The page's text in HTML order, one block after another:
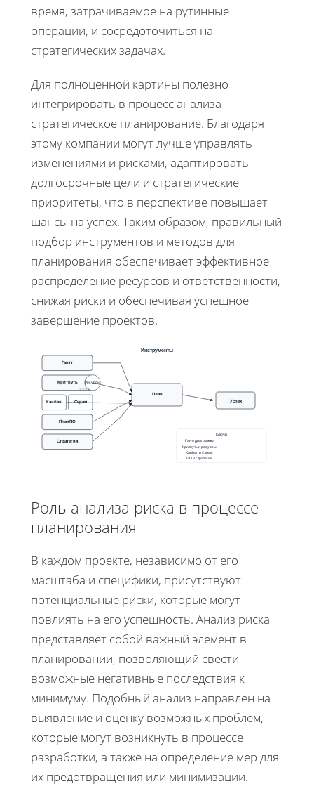
время, затрачиваемое на рутинные
операции, и сосредоточиться на
стратегических задачах.
Для полноценной картины полезно
интегрировать в процесс анализа
стратегическое планирование. Благодаря
этому компании могут лучше управлять
изменениями и рисками, адаптировать
долгосрочные цели и стратегические
приоритеты, что в перспективе повышает
шансы на успех. Таким образом, правильный
подбор инструментов и методов для
планирования обеспечивает эффективное
распределение ресурсов и ответственности,
снижая риски и обеспечивая успешное
завершение проектов.
Инструменты
Гантт
Критпуть
Канбан Скрам
ПланПО
Стратегия
План
Успех
Ресурсы
Ключи
Гантт диаграммы
Критпуть и ресурсы
Kanban и Скрам
ПО и стратегия
Роль анализа риска в процессе
планирования
В каждом проекте, независимо от его
масштаба и специфики, присутствуют
потенциальные риски, которые могут
повлиять на его успешность. Анализ риска
представляет собой важный элемент в
планировании, позволяющий свести
возможные негативные последствия к
минимуму. Подобный анализ направлен на
выявление и оценку возможных проблем,
которые могут возникнуть в процессе
разработки, а также на определение мер для
их предотвращения или минимизации.